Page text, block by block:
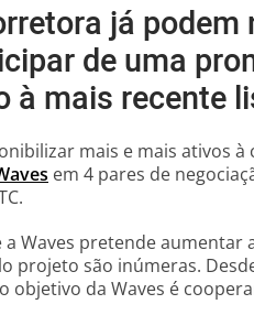
já podem
de uma
à mais recente
mais e mais ativos à
em 4 pares de
Waves pretende aumentar
projeto são inúmeras.
objetivo da Waves é